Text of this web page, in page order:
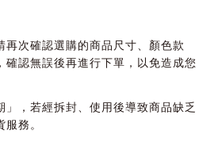
次確認選購的商品尺寸、顏色款
認無誤後再進行下單，以免造成您
，若經拆封、使用後導致商品缺乏
務。